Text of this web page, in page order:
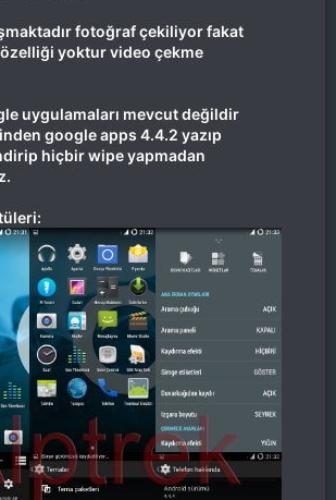
fotoğraf çekiliyor fakat
yoktur video çekme
uygulamaları mevcut değildir
google apps 4.4.2 yazıp
hiçbir wipe yapmadan